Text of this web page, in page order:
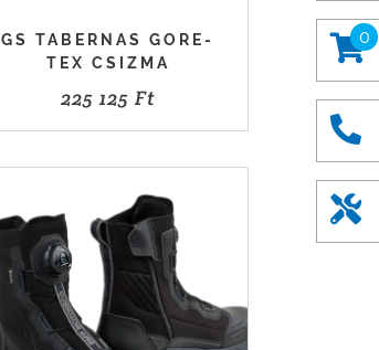
0
GS TABERNAS GORE-
TEX CSIZMA
225 125 Ft